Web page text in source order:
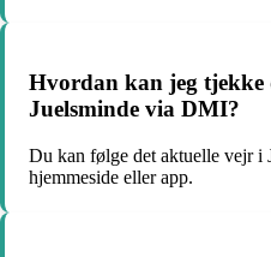
Hvordan kan jeg tjekke
Juelsminde via DMI?
Du kan følge det aktuelle vejr i
hjemmeside eller app.